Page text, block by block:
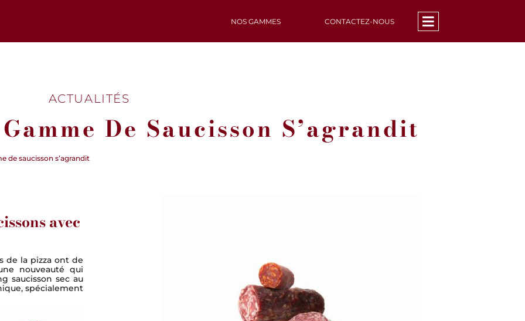
NOS GAMMES CONTACTEZ-NOUS
ACTUALITÉS
De Saucisson S’agrandit
de saucisson s’agrandit
avec
de la pizza ont de
nouveauté qui
saucisson sec au
spécialement